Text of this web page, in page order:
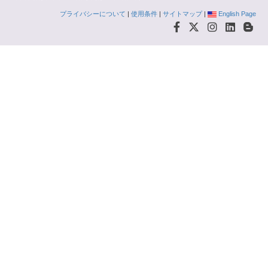
プライバシーについて | 使用条件 | サイトマップ| English Page